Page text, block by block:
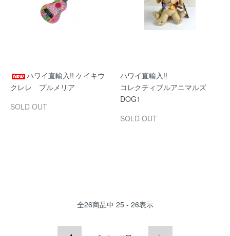
ハワイ直輸入!! ケイキウ
クレレ プルメリア
SOLD OUT
ハワイ直輸入!!
コレクティブルアニマルズ
DOG1
SOLD OUT
全26商品中 25 - 26表示